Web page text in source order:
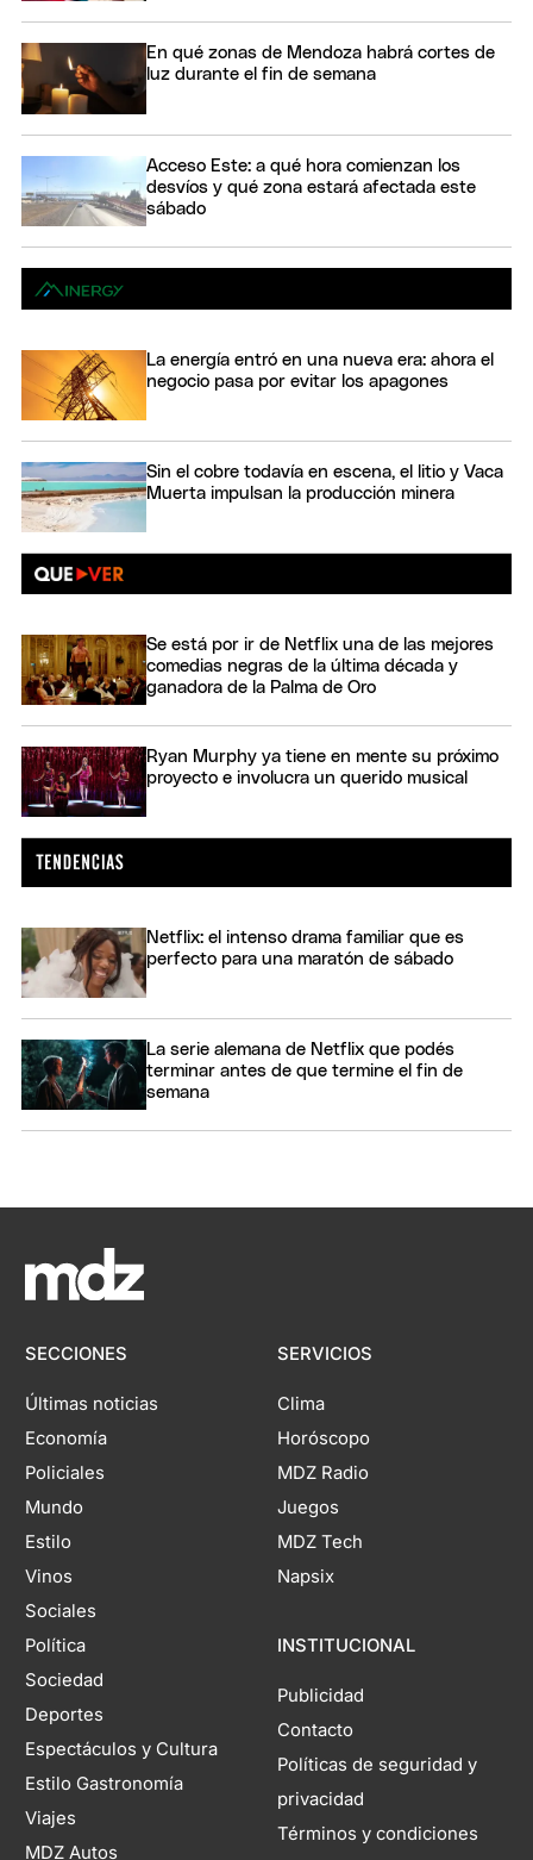
En qué zonas de Mendoza habrá cortes de
luz durante el fin de semana
Acceso Este: a qué hora comienzan los
desvíos y qué zona estará afectada este
sábado
La energía entró en una nueva era: ahora el
negocio pasa por evitar los apagones
Sin el cobre todavía en escena, el litio y Vaca
Muerta impulsan la producción minera
Se está por ir de Netflix una de las mejores
comedias negras de la última década y
ganadora de la Palma de Oro
Ryan Murphy ya tiene en mente su próximo
proyecto e involucra un querido musical
Netflix: el intenso drama familiar que es
perfecto para una maratón de sábado
La serie alemana de Netflix que podés
terminar antes de que termine el fin de
semana
SECCIONES
Últimas noticias
Economía
Policiales
Mundo
Estilo
Vinos
Sociales
Política
Sociedad
Deportes
Espectáculos y Cultura
Estilo Gastronomía
Viajes
MDZ Autos
SERVICIOS
Clima
Horóscopo
MDZ Radio
Juegos
MDZ Tech
Napsix
INSTITUCIONAL
Publicidad
Contacto
Políticas de seguridad y
privacidad
Términos y condiciones